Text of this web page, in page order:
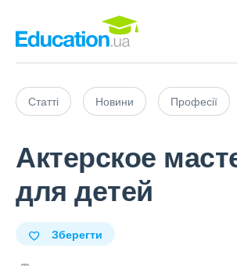
Статті Новини Професії
Актерское
для детей
Зберегти